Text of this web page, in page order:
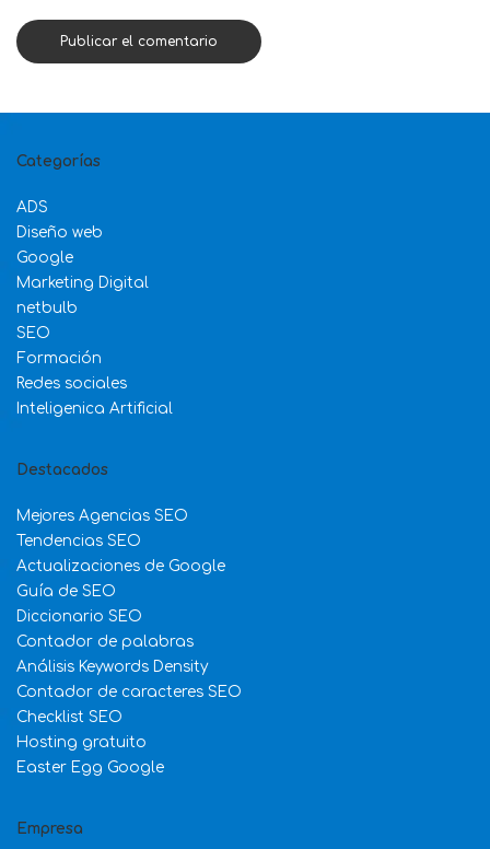
Categorías
ADS
Diseño web
Google
Marketing Digital
netbulb
SEO
Formación
Redes sociales
Inteligenica Artificial
Destacados
Mejores Agencias SEO
Tendencias SEO
Actualizaciones de Google
Guía de SEO
Diccionario SEO
Contador de palabras
Análisis Keywords Density
Contador de caracteres SEO
Checklist SEO
Hosting gratuito
Easter Egg Google
Empresa